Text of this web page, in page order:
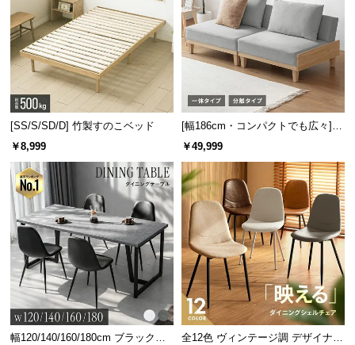
[SS/S/SD/D] 竹製すのこベッド
￥8,999
[幅186cm・コンパクトでも広々] 3
人掛けソファベッド リクライニン
グ 天然木フレーム 北欧
￥49,999
幅120/140/160/180cm ブラックフ
全12色 ヴィンテージ調 デザイナー